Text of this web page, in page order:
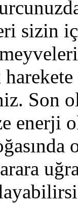
sizin
Son
enerji